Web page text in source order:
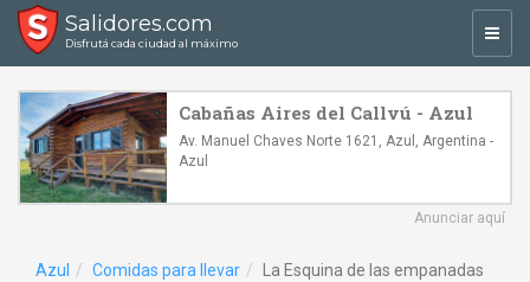
Salidores.com
Disfrutá cada ciudad al máximo
Cabañas Aires del Callvú - Azul
Av. Manuel Chaves Norte 1621, Azul, Argentina -
Azul
Anunciar aquí
Azul Comidas para llevar La Esquina de las empanadas